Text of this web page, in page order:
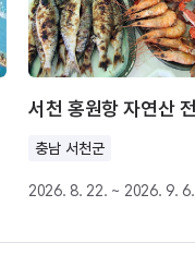
충남 서천군
2026. 8. 22. ~ 2026. 9. 6.